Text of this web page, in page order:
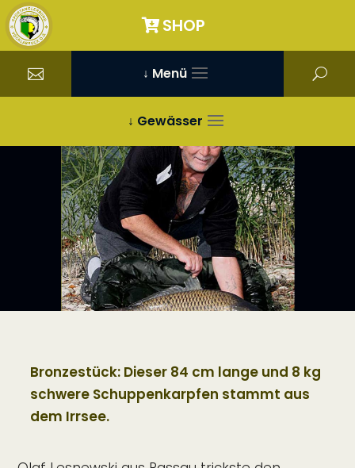
SHOP
↓ Menü
↓ Gewässer
Bronzestück: Dieser 84 cm lange und 8 kg
schwere Schuppenkarpfen stammt aus
dem Irrsee.